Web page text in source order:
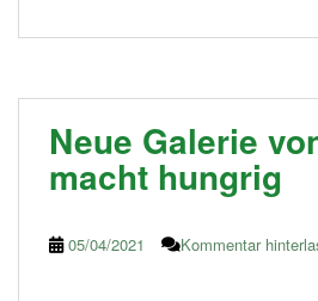
Neue Galerie
macht hungrig
05/04/2021 Kommentar